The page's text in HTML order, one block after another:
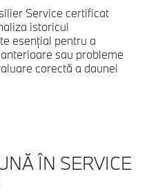
Service certificat
istoricul
esențial pentru a
sau probleme
corectă a daunei
ÎN SERVICE